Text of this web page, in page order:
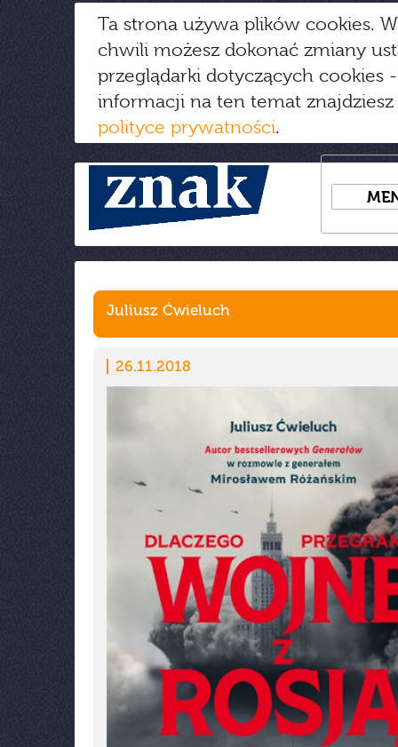
Ta strona używa plików cookies.
chwili możesz dokonać zmiany
przeglądarki dotyczących cookies
informacji na ten temat
polityce prywatności.
Juliusz Ćwieluch
26.11.2018